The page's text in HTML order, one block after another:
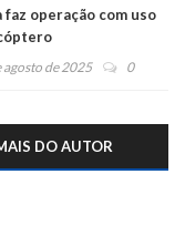
faz operação com uso
agosto de 2025 0
DO AUTOR